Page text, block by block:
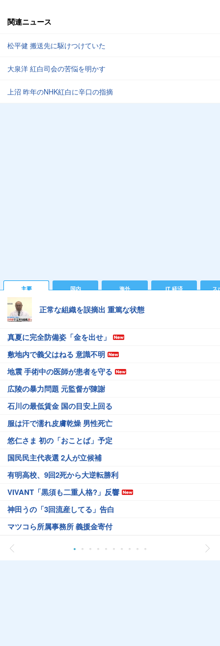
関連ニュース
松平健 搬送先に駆けつけていた
大泉洋 紅白司会の苦悩を明かす
上沼 昨年のNHK紅白に辛口の指摘
主要 国内 海外 IT 経済 ス
正常な組織を誤摘出 重篤な状態
真夏に完全防備姿「金を出せ」
敷地内で義父はねる 意識不明
地震 手術中の医師が患者を守る
広陵の暴力問題 元監督が陳謝
石川の最低賃金 国の目安上回る
服は汗で濡れ皮膚乾燥 男性死亡
悠仁さま 初の「おことば」予定
国民民主代表選 2人が立候補
有明高校、9回2死から大逆転勝利
VIVANT「黒須も二重人格?」反響
神田うの「3回流産してる」告白
マツコら所属事務所 義援金寄付